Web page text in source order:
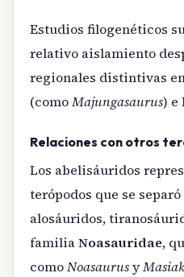
Estudios filogenéticos
relativo aislamiento
regionales distintivas
(comoMajungasaurus) e
Relaciones con otros
Los abelisáuridos
terópodos que se
alosáuridos,
familiaNoasauridae,
comoNoasaurusy